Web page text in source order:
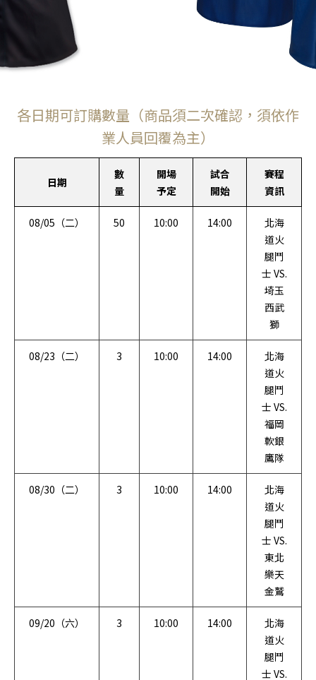
各日期可訂購數量（商品須二次確認，須依作
業人員回覆為主）
日期
數
量
開場
予定
試合
開始
賽程
資訊
08/05（二） 50 10:00 14:00
北海
道火
腿鬥
士 VS.
埼玉
西武
獅
08/23（二） 3 10:00 14:00
北海
道火
腿鬥
士 VS.
福岡
軟銀
鷹隊
08/30（二） 3 10:00 14:00
北海
道火
腿鬥
士 VS.
東北
樂天
金鷲
09/20（六） 3 10:00 14:00
北海
道火
腿鬥
士 VS.